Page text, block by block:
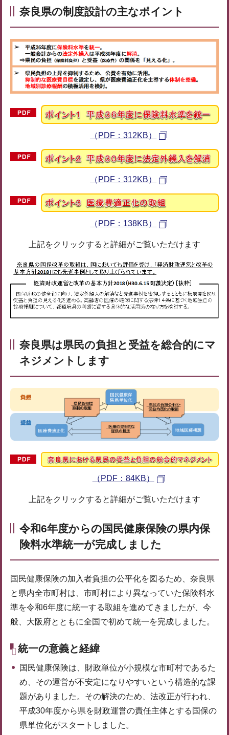
奈良県の制度設計の主なポイント
（PDF：312KB）
（PDF：312KB）
（PDF：138KB）
上記をクリックすると詳細がご覧いただけます
奈良県は県民の負担と受益を総合的にマ
ネジメントします
（PDF：84KB）
上記をクリックすると詳細がご覧いただけます
令和6年度からの国民健康保険の県内保
険料水準統一が完成しました
国民健康保険の加入者負担の公平化を図るため、奈良県
と県内全市町村は、市町村により異なっていた保険料水
準を令和6年度に統一する取組を進めてきましたが、今
般、大阪府とともに全国で初めて統一を完成しました。
統一の意義と経緯
国民健康保険は、財政単位が小規模な市町村であるた
め、その運営が不安定になりやすいという構造的な課
題がありました。その解決のため、法改正が行われ、
平成30年度から県を財政運営の責任主体とする国保の
県単位化がスタートしました。